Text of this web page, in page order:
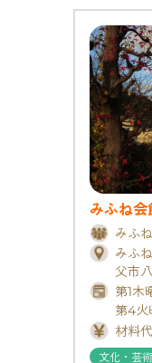
みふね
みふ
みふ
父市
第1木
第4火
材料
文化・芸術